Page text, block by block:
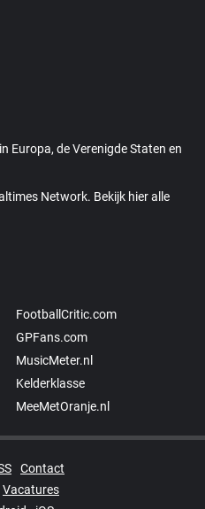
Europa, de Verenigde Staten en
Network. Bekijk hier alle
FootballCritic.com
GPFans.com
MusicMeter.nl
Kelderklasse
MeeMetOranje.nl
Contact
Vacatures